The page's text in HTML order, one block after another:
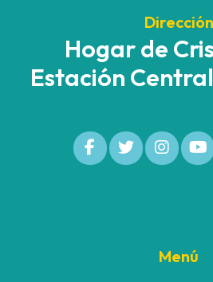
Dirección
Hogar de
Estación
Menú